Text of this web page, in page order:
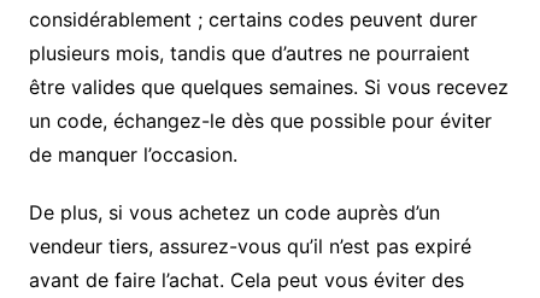
considérablement ; certains codes peuvent durer
plusieurs mois, tandis que d’autres ne pourraient
être valides que quelques semaines. Si vous recevez
un code, échangez-le dès que possible pour éviter
de manquer l’occasion.
De plus, si vous achetez un code auprès d’un
vendeur tiers, assurez-vous qu’il n’est pas expiré
avant de faire l’achat. Cela peut vous éviter des